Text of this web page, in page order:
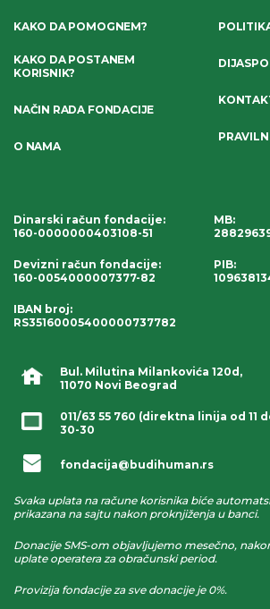
Bul. Milutina Milankovića 120d,
11070 Novi Beograd
011/63 55 760 (direktna linija od 11
30-30
fondacija@budihuman.rs
Svaka uplata na račune korisnika biće
prikazana na sajtu nakon proknjiženja u banci.
Donacije SMS-om objavljujemo mesečno,
uplate operatera za obračunski period.
Provizija fondacije za sve donacije je 0%.
KAKO DA POMOGNEM?
KAKO DA POSTANEM
KORISNIK?
NAČIN RADA FONDACIJE
O NAMA
Dinarski račun fondacije:
160-0000000403108-51
Devizni račun fondacije:
160-0054000007377-82
IBAN broj:
RS35160005400000737782
MB:
PIB: